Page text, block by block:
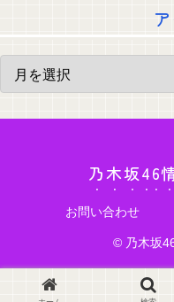
乃木坂46
お問い合わせ
© 乃木坂